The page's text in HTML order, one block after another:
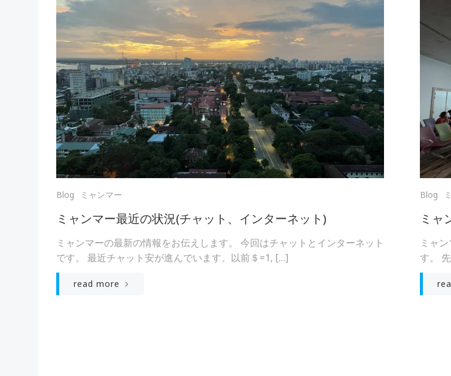
Blog ミャンマー
ミャンマー最近の状況(チャット、インターネット)
ミャンマーの最新の情報をお伝えします。 今回はチャットとインターネット
です。 最近チャット安が進んでいます。以前＄=1, […]
read more
Blog
ミャ
ミャ
す。